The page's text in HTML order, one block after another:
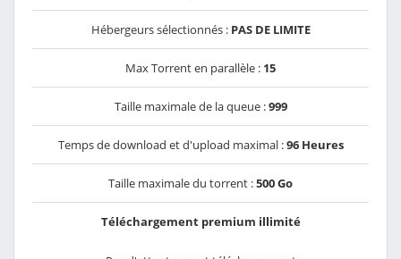
Hébergeurs sélectionnés : PAS DE LIMITE
Max Torrent en parallèle : 15
Taille maximale de la queue :999
Temps de download et d'upload maximal :96 Heures
Taille maximale du torrent :500 Go
Téléchargement premium illimité